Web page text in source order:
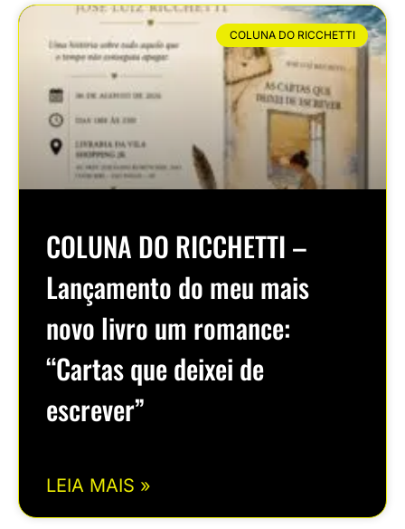
COLUNA DO RICCHETTI
COLUNA DO RICCHETTI –
Lançamento do meu mais
novo livro um romance:
“Cartas que deixei de
escrever”
LEIA MAIS »